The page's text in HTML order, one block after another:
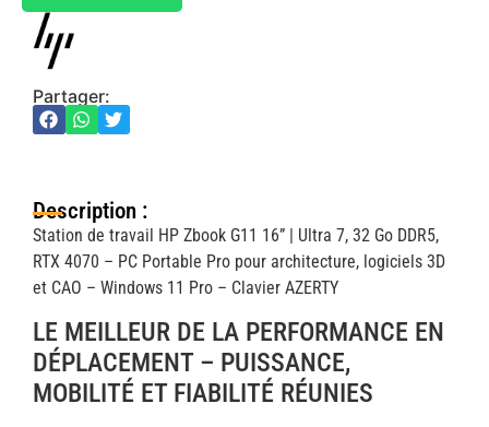
Partager:
Description :
Station de travail HP Zbook G11 16” | Ultra 7, 32 Go DDR5,
RTX 4070 – PC Portable Pro pour architecture, logiciels 3D
et CAO – Windows 11 Pro – Clavier AZERTY
LE MEILLEUR DE LA PERFORMANCE EN
DÉPLACEMENT – PUISSANCE,
MOBILITÉ ET FIABILITÉ RÉUNIES